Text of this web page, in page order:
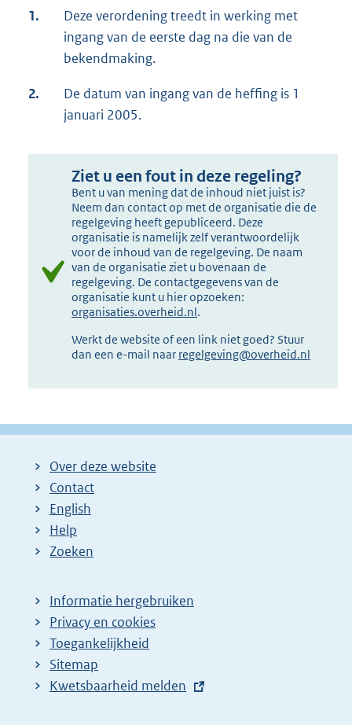
1.
Deze verordening treedt in werking met
ingang van de eerste dag na die van de
bekendmaking.
2.
De datum van ingang van de heffing is 1
januari 2005.
Ziet u een fout in deze regeling?
Bent u van mening dat de inhoud niet juist is?
Neem dan contact op met de organisatie die de
regelgeving heeft gepubliceerd. Deze
organisatie is namelijk zelf verantwoordelijk
voor de inhoud van de regelgeving. De naam
van de organisatie ziet u bovenaan de
regelgeving. De contactgegevens van de
organisatie kunt u hier opzoeken:
organisaties.overheid.nl.
Werkt de website of een link niet goed? Stuur
dan een e-mail naar regelgeving@overheid.nl
Over deze website
Contact
English
Help
Zoeken
Informatie hergebruiken
Privacy en cookies
Toegankelijkheid
Sitemap
E
Kwetsbaarheid melden